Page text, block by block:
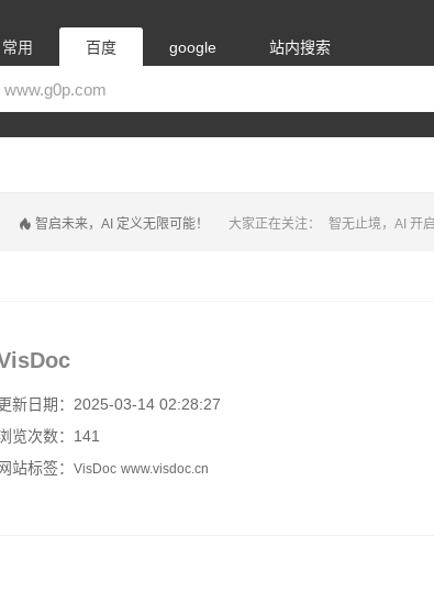
常用 百度 google 站内搜索
大家正在关注： 智无止境，AI 开
智启未来，AI 定义无限可能！
新日期：2025-03-14 02:28:27
览次数：141
网站标签： VisDoc www.visdoc.cn